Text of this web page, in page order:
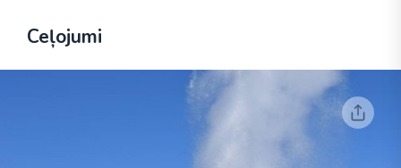
Ceļojumi